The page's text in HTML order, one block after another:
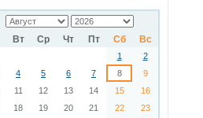
Вт Ср Чт Пт Сб Вс
1
2
4 5 6 7 8
9
11 12 13 14 15
16
18 19 20 21 22
23